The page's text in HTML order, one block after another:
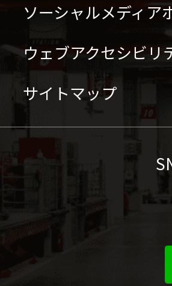
ソーシャルメディア
ウェブアクセシビリ
サイトマップ